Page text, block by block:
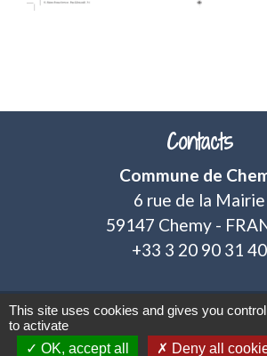
Contacts
Commune de
6 rue de la Mairie
59147 Chemy -
+33 3 20 90 31 40
Mentions légales
This site uses cookies and gives you
to activate
OK, accept all
Deny all